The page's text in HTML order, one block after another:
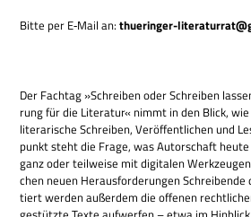
Bitte per E‑Mail an:thueringer-
Der Fach­tag »Schrei­ben oder Schrei­ben
rung für die Lite­ra­tur« nimmt in den Blick,
lite­ra­ri­sche Schrei­ben, Ver­öf­fent­li­chen und
punkt steht die Frage, was Autor­schaft
ganz oder teil­weise mit digi­ta­len
chen neuen Her­aus­for­de­run­gen
tiert wer­den außer­dem die offe­nen